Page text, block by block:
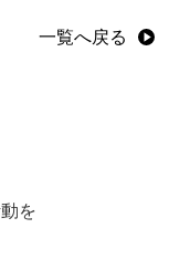
一覧へ戻る
を